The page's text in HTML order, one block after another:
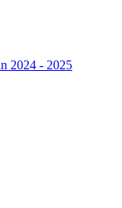
2024 - 2025